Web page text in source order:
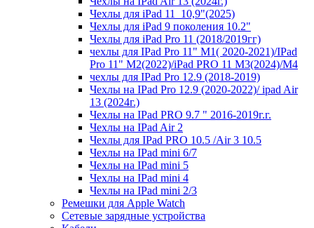
Чехлы для iPad 11_10,9"(2025)
Чехлы для iPad 9 поколения 10.2"
Чехлы для iPad Pro 11 (2018/2019гг)
чехлы для IPad Pro 11" М1( 2020-2021)/IPad
Pro 11" М2(2022)/iPad PRO 11 M3(2024)/M4
чехлы для IPad Pro 12.9 (2018-2019)
Чехлы на IPad Pro 12.9 (2020-2022)/ ipad Air
13 (2024г.)
Чехлы на IPad PRO 9.7 " 2016-2019г.г.
Чехлы на IPad Air 2
Чехлы для IPad PRO 10.5 /Air 3 10.5
Чехлы на IPad mini 6/7
Чехлы на IPad mini 5
Чехлы на IPad mini 4
Чехлы на IPad mini 2/3
Ремешки для Apple Watch
Сетевые зарядные устройства